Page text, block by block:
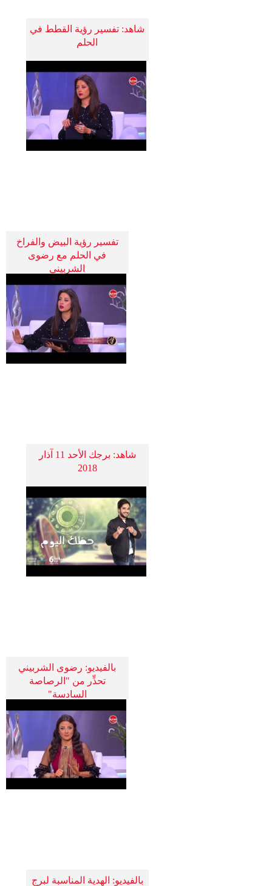
شاهد: تفسير رؤية القطط في
الحلم
تفسير رؤية البيض والفراخ
في الحلم مع رضوى
الشربيني
شاهد: برجك الأحد 11 آذار
2018
بالفيديو: رضوى الشربيني
تحذِّر من "الرصاصة
السادسة"
بالفيديو: الهدية المناسبة لبرج